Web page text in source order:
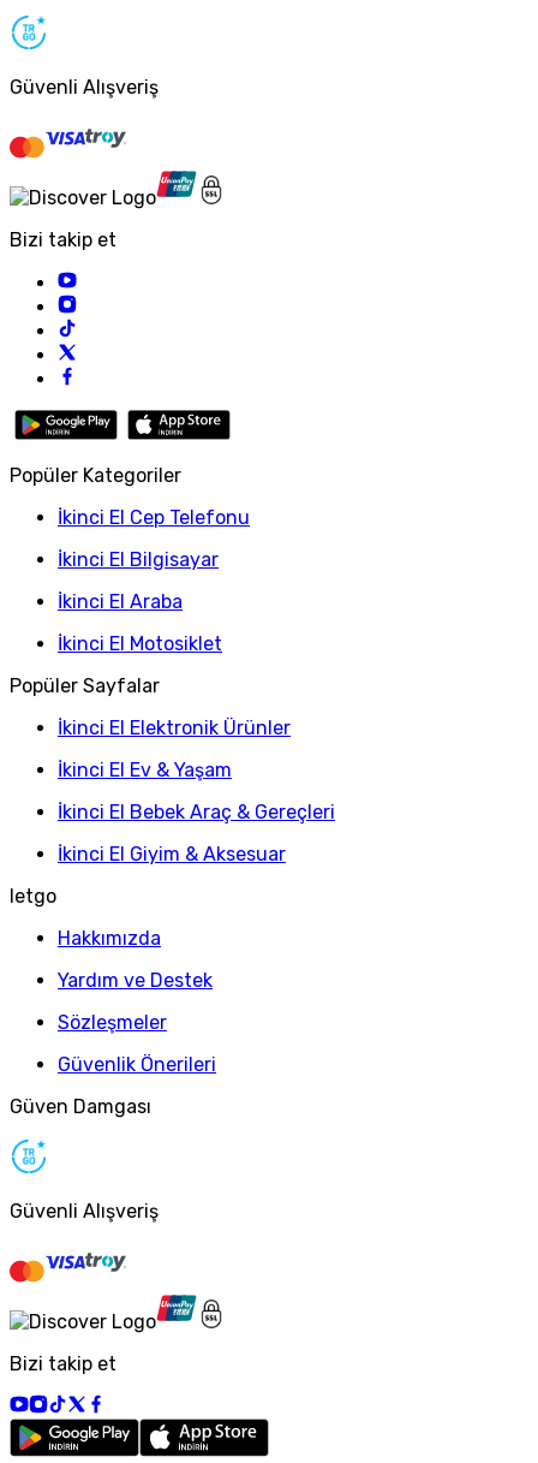
Güvenli Alışveriş
Bizi takip et
Popüler Kategoriler
İkinci El Cep Telefonu
İkinci El Bilgisayar
İkinci El Araba
İkinci El Motosiklet
Popüler Sayfalar
İkinci El Elektronik Ürünler
İkinci El Ev & Yaşam
İkinci El Bebek Araç & Gereçleri
İkinci El Giyim & Aksesuar
letgo
Hakkımızda
Yardım ve Destek
Sözleşmeler
Güvenlik Önerileri
Güven Damgası
Güvenli Alışveriş
Bizi takip et